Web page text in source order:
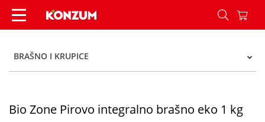
Bio Zone Pirovo integralno brašno eko 1 kg -
BRAŠNO I KRUPICE
Bio Zone Pirovo integralno brašno eko 1 kg